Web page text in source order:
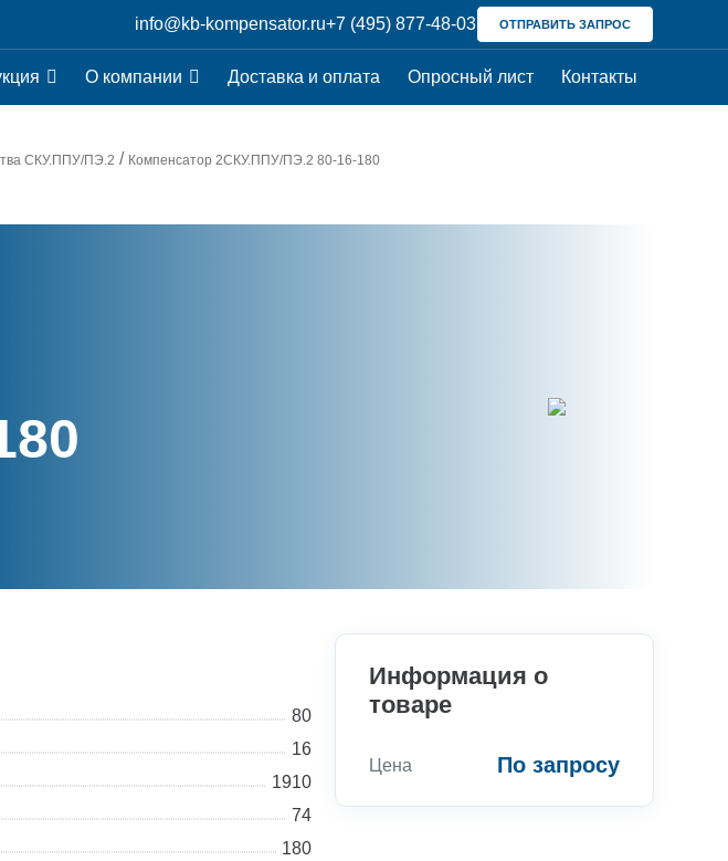
info@kb-kompensator.ru+7 (495) 877-48-03 ОТПРАВИТЬ ЗАПРОС
О компании Доставка и оплата Опросный лист Контакты
СКУ.ППУ/ПЭ.2 / Компенсатор2СКУ.ППУ/ПЭ.2 80-16-180
80
16
1910
74
180
Информация о
товаре
Цена По запросу